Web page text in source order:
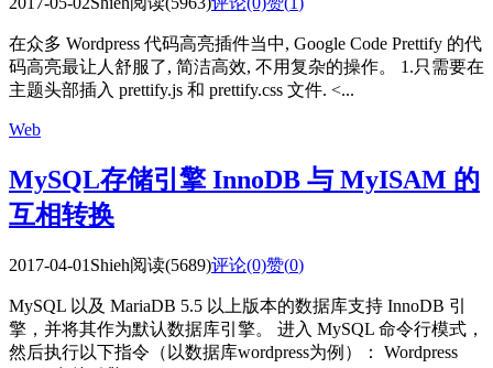
在众多 Wordpress 代码高亮插件当中, Google Code Prettify 的代
码高亮最让人舒服了, 简洁高效, 不用复杂的操作。 1.只需要在
主题头部插入 prettify.js 和 prettify.css 文件. <...
Web
MySQL存储引擎 InnoDB 与 MyISAM 的
互相转换
2017-04-01 Shieh阅读(5689)评论(0)赞(0)
MySQL 以及 MariaDB 5.5 以上版本的数据库支持 InnoDB 引
擎，并将其作为默认数据库引擎。 进入 MySQL 命令行模式，
然后执行以下指令（以数据库wordpress为例）： Wordpress